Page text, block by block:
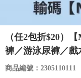
名人嚴選
優惠活動
關於我們
（任2包折$20）
褲／游泳尿褲／戲
商品編號：2305110111